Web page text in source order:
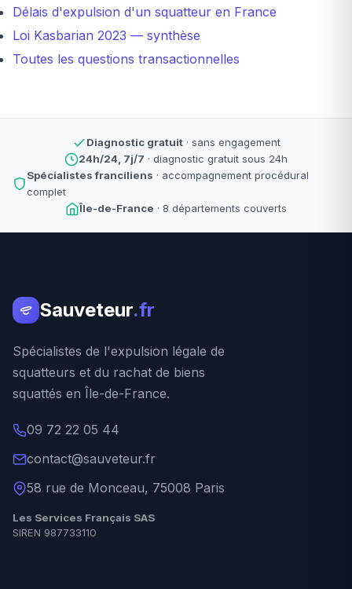
Délais d'expulsion d'un squatteur en France
Loi Kasbarian 2023 — synthèse
Toutes les questions transactionnelles
Diagnostic gratuit· sans engagement
24h/24, 7j/7 · diagnostic gratuit sous 24h
Spécialistes franciliens · accompagnement procédural
complet
Île-de-France · 8 départements couverts
Sauveteur.fr
Spécialistes de l'expulsion légale de
squatteurs et du rachat de biens
squattés en Île-de-France.
09 72 22 05 44
contact@sauveteur.fr
58 rue de Monceau, 75008 Paris
Les Services Français SAS
SIREN 987733110